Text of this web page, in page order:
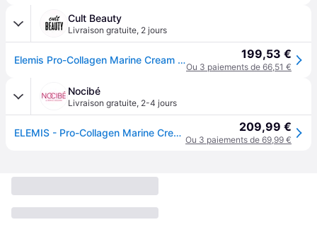
Cult Beauty
Livraison gratuite, 2 jours
Elemis Pro-Collagen Marine Cream 100ml 199,53 €
Ou 3 paiements de 66,51 €
Nocibé
Livraison gratuite, 2-4 jours
ELEMIS - Pro-Collagen Marine Cream Crème de jour 100 ml unisex 209,99 €
Ou 3 paiements de 69,99 €